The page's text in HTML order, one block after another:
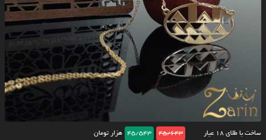
ساخت با طلای ۱۸ عیار 45/643
45/543 هزار تومان